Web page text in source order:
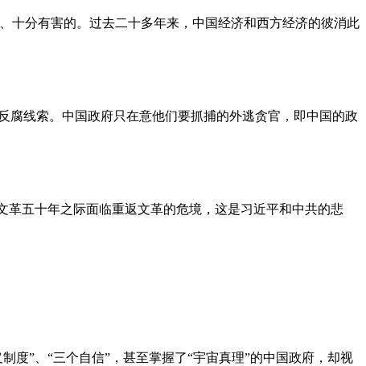
十分有害的。过去二十多年来，中国经济和西方经济的彼消此
腐线索。中国政府只在意他们要抓捕的外逃贪官，即中国的政
五十年之际面临重返文革的危境，这是习近平和中共的悲
度”、“三个自信”，甚至掌握了“宇宙真理”的中国政府，却视